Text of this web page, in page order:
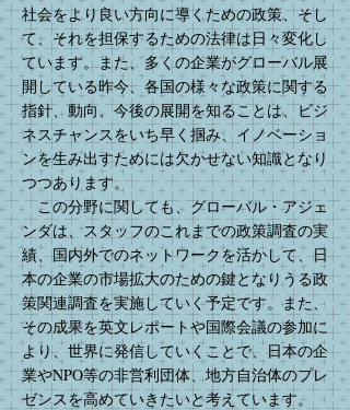
社会をより良い方向に導くための政策、そし
て、それを担保するための法律は日々変化し
ています。また、多くの企業がグローバル展
開している昨今、各国の様々な政策に関する
指針、動向、今後の展開を知ることは、ビジ
ネスチャンスをいち早く掴み、イノベーショ
ンを生み出すためには欠かせない知識となり
つつあります。
この分野に関しても、グローバル・アジェ
ンダは、スタッフのこれまでの政策調査の実
績、国内外でのネットワークを活かして、日
本の企業の市場拡大のための鍵となりうる政
策関連調査を実施していく予定です。また、
その成果を英文レポートや国際会議の参加に
より、世界に発信していくことで、日本の企
業やNPO等の非営利団体、地方自治体のプレ
ゼンスを高めていきたいと考えています。